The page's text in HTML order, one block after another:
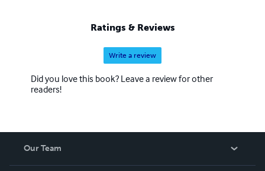
Ratings & Reviews
Write a review
Did you love this book? Leave a review for other
readers!
Our Team